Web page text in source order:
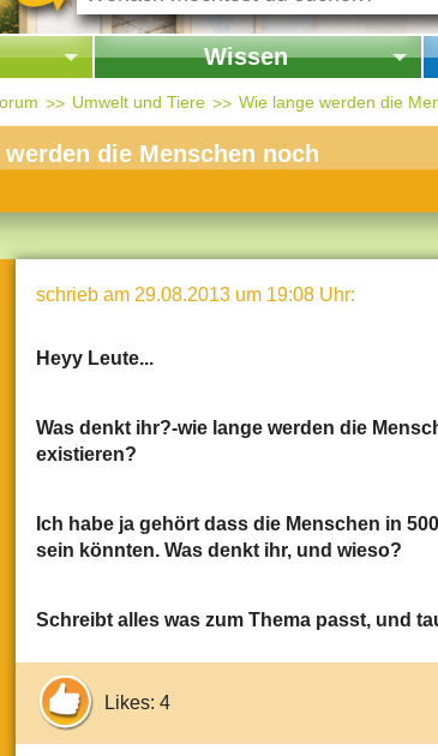
Wissen
Startseite Wissen
Geschichte & Kultur
Mensch & Natur
Universum
Technik
Länderlexikon
Fragen und Antworten
Umwelt und Tiere Wie lange werden die
die Menschen noch
schrieb am 29.08.2013 um 19:08 Uhr:
Heyy Leute...
Was denkt ihr?-wie lange werden die
existieren?
Ich habe ja gehört dass die Menschen in
sein könnten. Was denkt ihr, und wieso?
Schreibt alles was zum Thema passt, und
Likes: 4